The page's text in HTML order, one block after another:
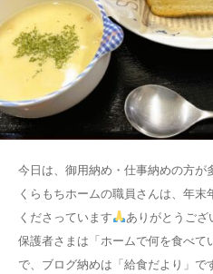
今日は、御用納め・仕事納めの方が
くらもちホームの職員さんは、年
くださっています
ありがとうござ
保護者さまは「ホームで何を食べ
で、ブログ納めは「給食だより」で